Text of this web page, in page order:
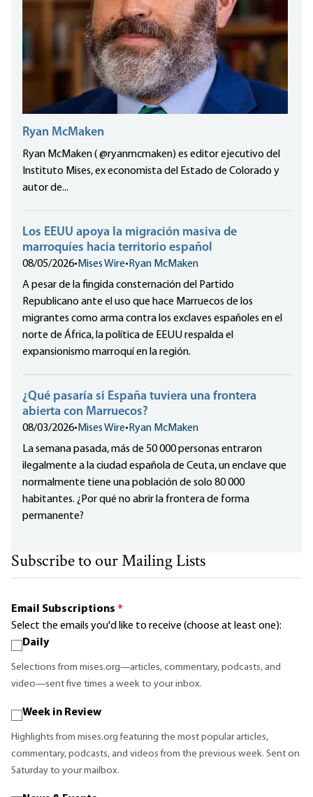
Ryan McMaken
Ryan McMaken ( @ryanmcmaken) es editor ejecutivo del
Instituto Mises, ex economista del Estado de Colorado y
autor de...
Los EEUU apoya la migración masiva de
marroquíes hacia territorio español
08/05/2026• Mises Wire• Ryan McMaken
A pesar de la fingida consternación del Partido
Republicano ante el uso que hace Marruecos de los
migrantes como arma contra los exclaves españoles en el
norte de África, la política de EEUU respalda el
expansionismo marroquí en la región.
¿Qué pasaría si España tuviera una frontera
abierta con Marruecos?
08/03/2026• Mises Wire• Ryan McMaken
La semana pasada, más de 50 000 personas entraron
ilegalmente a la ciudad española de Ceuta, un enclave que
normalmente tiene una población de solo 80 000
habitantes. ¿Por qué no abrir la frontera de forma
permanente?
Subscribe to our Mailing Lists
Email Subscriptions *
Select the emails you'd like to receive (choose at least one):
Daily
Selections from mises.org—articles, commentary, podcasts, and
video—sent five times a week to your inbox.
Week in Review
Highlights from mises.org featuring the most popular articles,
commentary, podcasts, and videos from the previous week. Sent on
Saturday to your mailbox.